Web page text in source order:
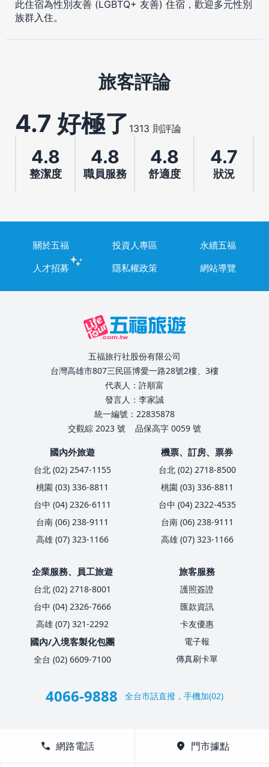
此住宿為性別友善 (LGBTQ+ 友善) 住宿，歡迎多元性別
族群入住。
旅客評論
4.7 好極了 1313 則評論
4.8
整潔度
4.8
職員服務
4.8
舒適度
4.7
狀況
關於五福 投資人專區
永續五福
人才招募
隱私權政策 網站導覽
五福旅行社股份有限公司
台灣高雄市807三民區博愛一路28號2樓、3樓
代表人：許順富
發言人：李家誠
統一編號：22835878
交觀綜 2023 號
品保高字 0059 號
國內外旅遊
台北 (02) 2547-1155
桃園 (03) 336-8811
台中 (04) 2326-6111
台南 (06) 238-9111
高雄 (07) 323-1166
機票、訂房、票券
台北 (02) 2718-8500
桃園 (03) 336-8811
台中 (04) 2322-4535
台南 (06) 238-9111
高雄 (07) 323-1166
企業服務、員工旅遊
台北 (02) 2718-8001
台中 (04) 2326-7666
高雄 (07) 321-2292
國內/入境客製化包團
全台 (02) 6609-7100
旅客服務
護照簽證
匯款資訊
卡友優惠
電子報
傳真刷卡單
4066-9888 全台市話直撥，手機加(02)
call 網路電話 location_on 門市據點